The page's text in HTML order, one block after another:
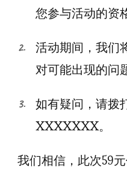
您参与活动的资
活动期间，我们
对可能出现的问
如有疑问，请拨
XXXXXXX。
我们相信，此次59